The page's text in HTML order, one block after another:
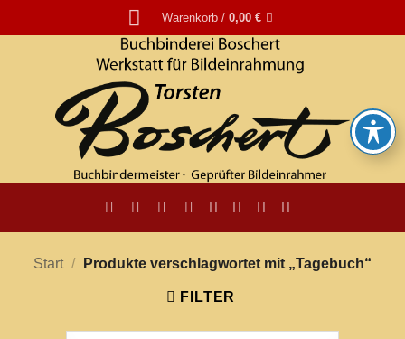
Inhalt
Warenkorb /0,00€
Start / Produkte verschlagwortet mit „Tagebuch“
FILTER